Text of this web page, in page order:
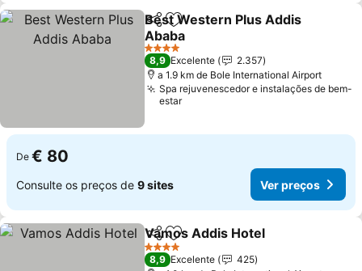
PartilharAdicionar aos favoritos
Best Western Plus Addis
Ababa
Ver preços
4 Estrelas
8,9 Excelente
2.357
a 1.9 km de Bole International Airport
Spa rejuvenescedor e instalações de bem-
estar
De € 80
Consulte os preços de 9 sites Ver preços
PartilharAdicionar aos favoritos
Vamos Addis Hotel
4 Estrelas
8,9 Excelente
425